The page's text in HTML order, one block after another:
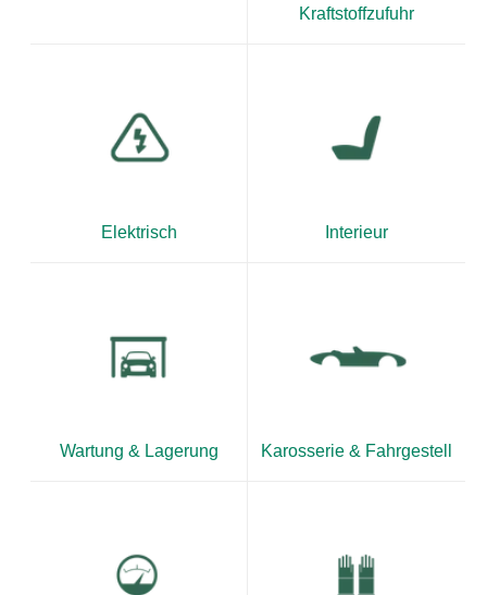
Kraftstoffzufuhr
Elektrisch Interieur
Wartung & Lagerung Karosserie & Fahrgestell